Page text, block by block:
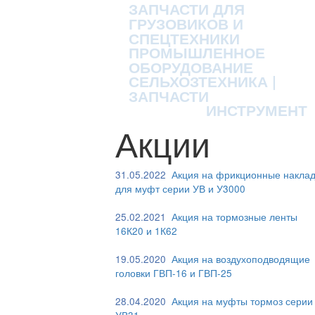
ЗАПЧАСТИ ДЛЯ
ГРУЗОВИКОВ И
СПЕЦТЕХНИКИ
ПРОМЫШЛЕННОЕ
ОБОРУДОВАНИЕ
СЕЛЬХОЗТЕХНИКА |
ЗАПЧАСТИ
ИНСТРУМЕНТ
Акции
31.05.2022 Акция на фрикционные
для муфт серии УВ и У3000
25.02.2021 Акция на тормозные ленты
16К20 и 1К62
19.05.2020 Акция на воздухоподводящие
головки ГВП-16 и ГВП-25
28.04.2020 Акция на муфты тормоз серии